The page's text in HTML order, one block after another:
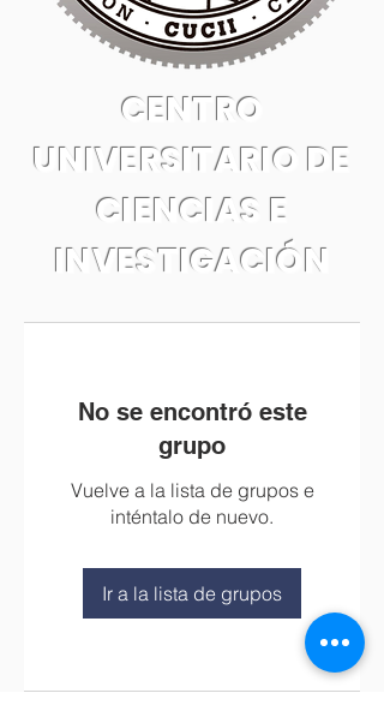
CENTRO
UNIVERSITARIO DE
CIENCIAS E
INVESTIGACIÓN
No se encontró este
grupo
Vuelve a la lista de grupos e
inténtalo de nuevo.
Ir a la lista de grupos